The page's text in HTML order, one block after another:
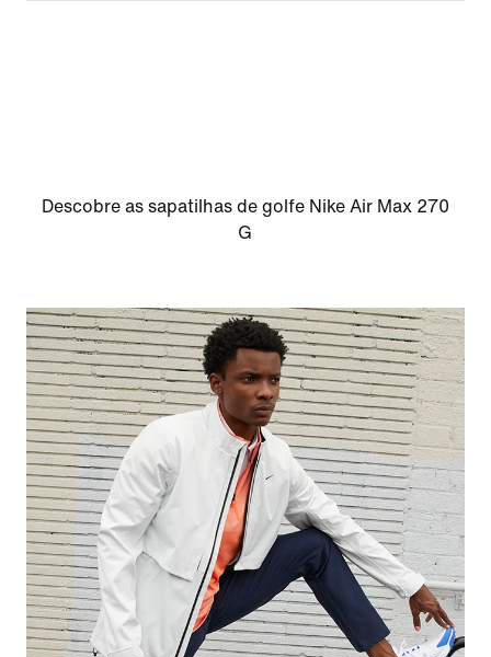
Descobre as sapatilhas de golfe Nike Air Max 270
G